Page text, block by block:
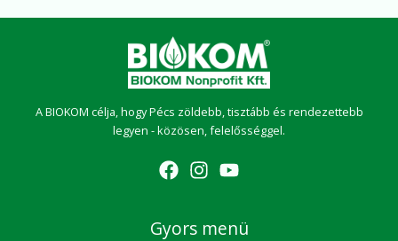
A BIOKOM célja, hogy Pécs zöldebb, tisztább és rendezettebb
legyen - közösen, felelősséggel.
Gyors menü